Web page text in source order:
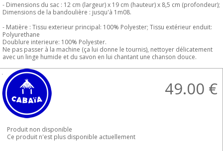
- Dimensions du sac : 12 cm (largeur) x 19 cm (hauteur) x 8,5 cm (profondeur);
Dimensions de la bandoulière : jusqu'à 1m08.
- Matière : Tissu exterieur principal: 100% Polyester; Tissu extérieur enduit:
Polyurethane
Doublure interieure: 100% Polyester.
Ne pas passer à la machine (ça lui donne le tournis), nettoyer délicatement
avec un linge humide et du savon en lui chantant une chanson douce.
49.00 €
Produit non disponible
Ce produit n'est plus disponible actuellement